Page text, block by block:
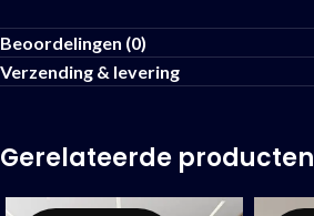
Beoordelingen (0)
Verzending & levering
Gerelateerde producten